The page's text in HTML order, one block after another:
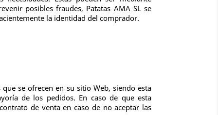
posibles fraudes, Patatas AMA SL se
la identidad del comprador.
se ofrecen en su sitio Web, siendo esta
de los pedidos. En caso de que esta
de venta en caso de no aceptar las